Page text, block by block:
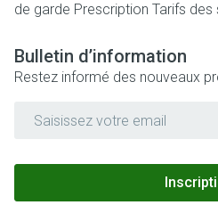
de garde Prescription Tarifs des
Bulletin d’information
Restez informé des nouveaux